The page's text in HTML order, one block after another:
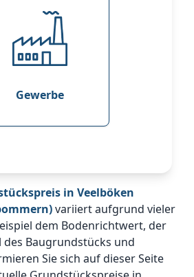
Gewerbe
in Veelböken
variiert aufgrund vieler
dem Bodenrichtwert, der
des Baugrundstücks und
Sie sich auf dieser Seite